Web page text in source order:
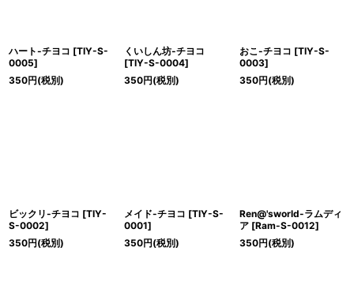
ハート-チヨコ [TIY-S-
0005]
350円(税別)
くいしん坊-チヨコ
[TIY-S-0004]
350円(税別)
おこ-チヨコ [TIY-S-
0003]
350円(税別)
ビックリ-チヨコ [TIY-
S-0002]
350円(税別)
メイド-チヨコ [TIY-S-
0001]
350円(税別)
Ren@'sworld-ラムディ
ア [Ram-S-0012]
350円(税別)